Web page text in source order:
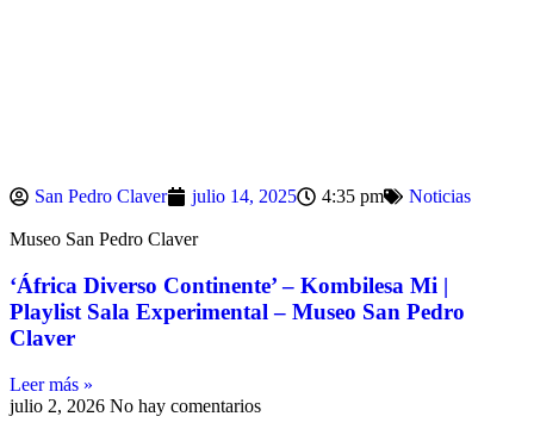
San Pedro Claver julio 14, 2025 4:35 pm Noticias
Museo San Pedro Claver
‘África Diverso Continente’ – Kombilesa Mi |
Playlist Sala Experimental – Museo San Pedro
Claver
Leer más »
julio 2, 2026 No hay comentarios